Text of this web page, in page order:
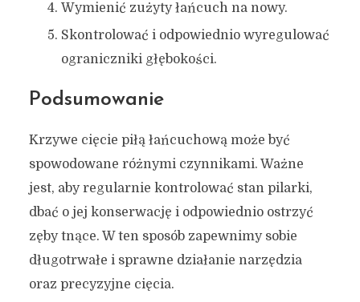
Wymienić zużyty łańcuch na nowy.
Skontrolować i odpowiednio wyregulować
ograniczniki głębokości.
Podsumowanie
Krzywe cięcie piłą łańcuchową może być
spowodowane różnymi czynnikami. Ważne
jest, aby regularnie kontrolować stan pilarki,
dbać o jej konserwację i odpowiednio ostrzyć
zęby tnące. W ten sposób zapewnimy sobie
długotrwałe i sprawne działanie narzędzia
oraz precyzyjne cięcia.